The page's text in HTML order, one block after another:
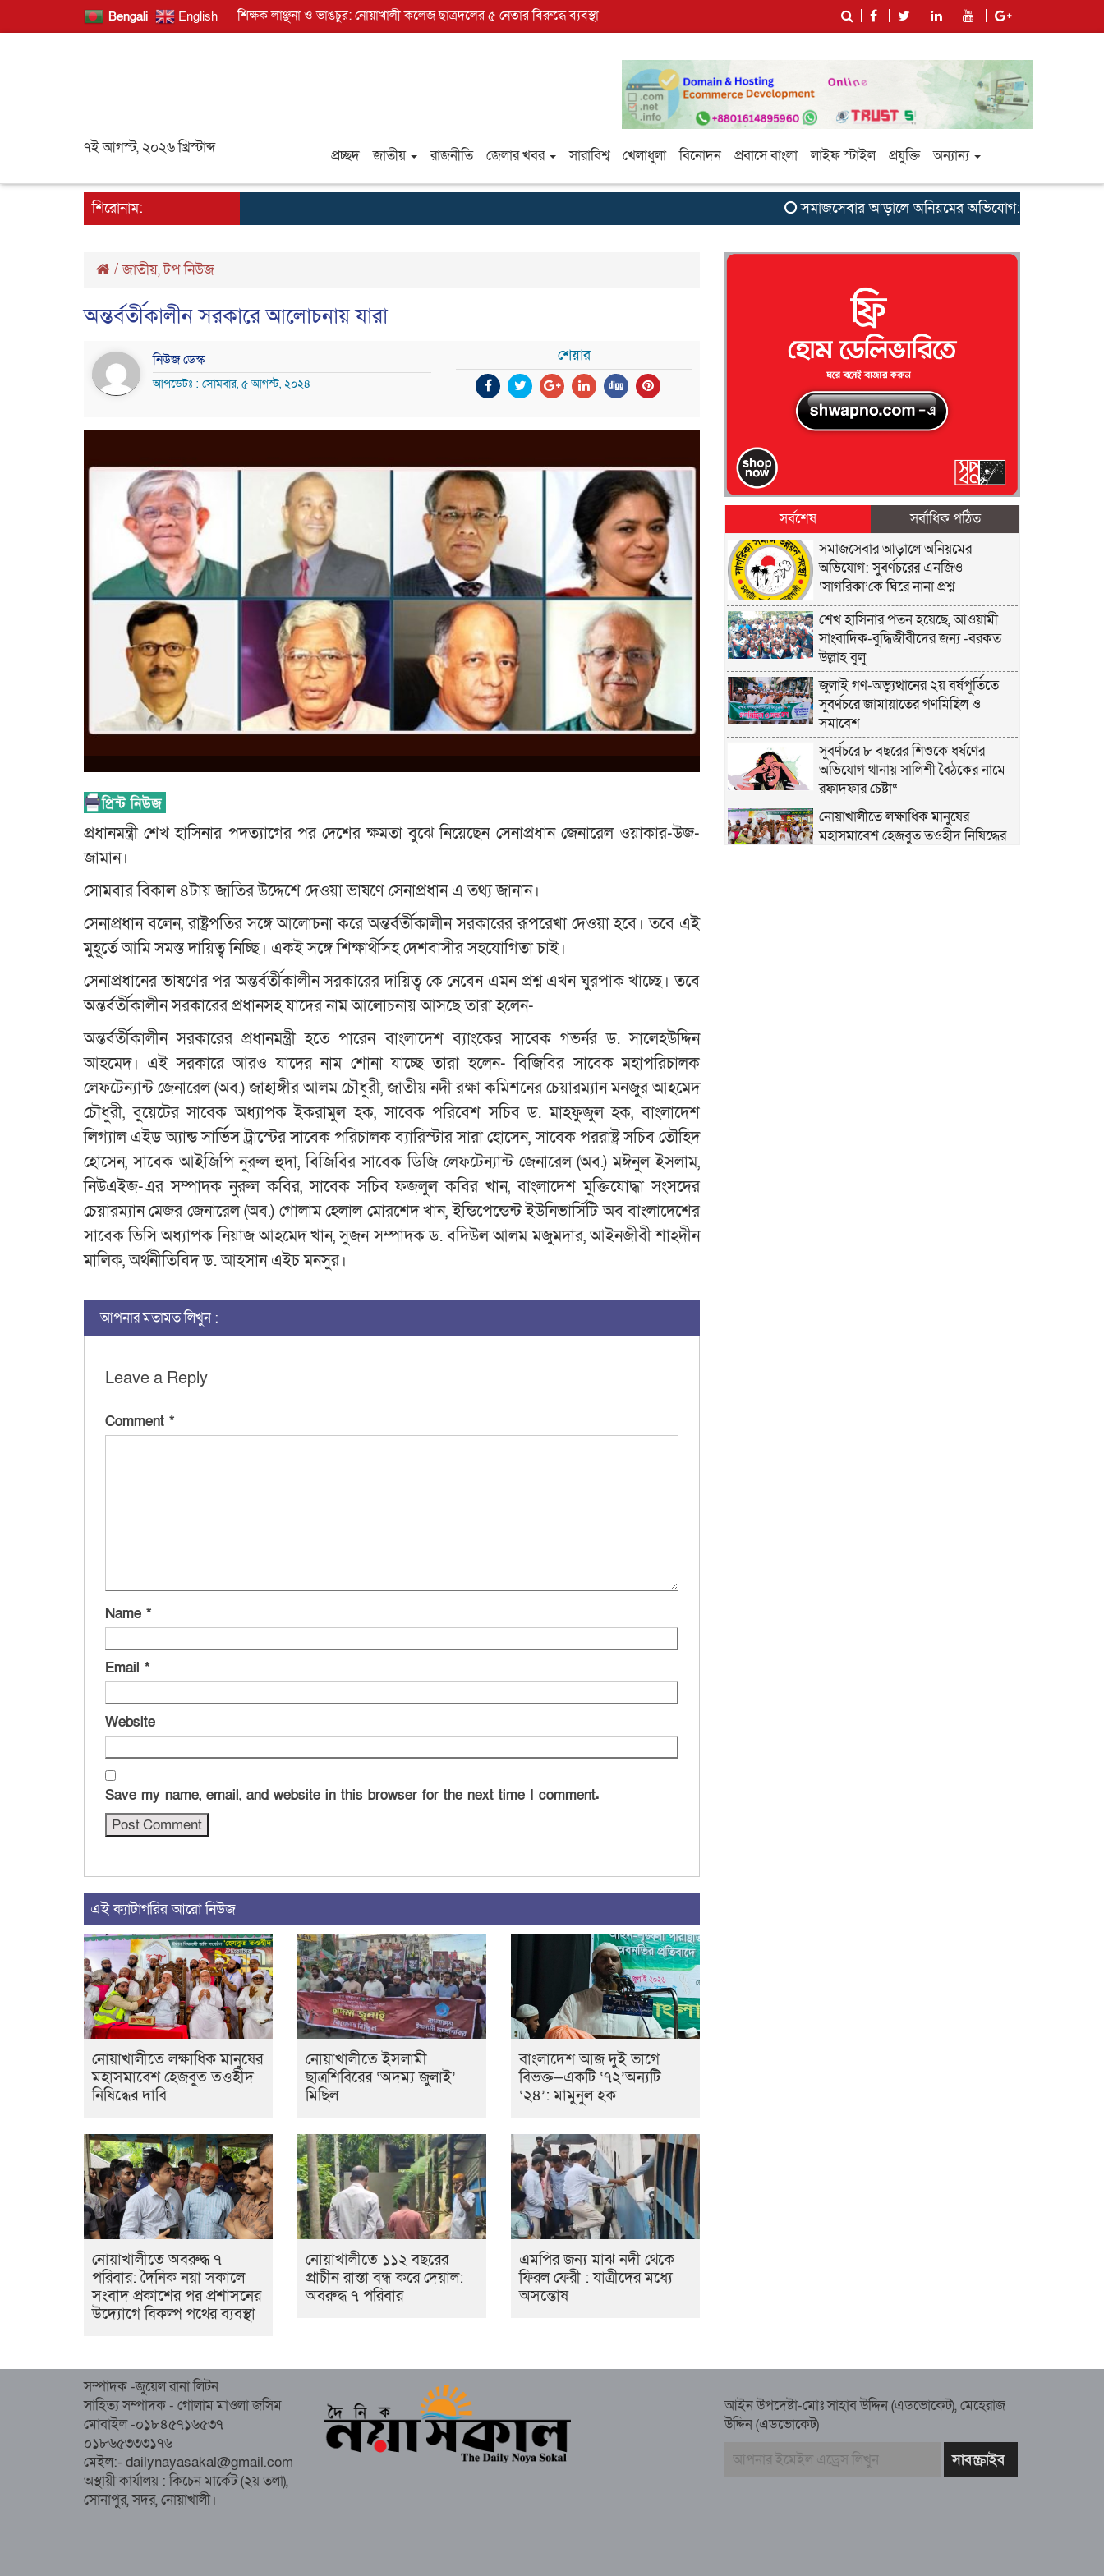
Bengali English শিক্ষক লাঞ্ছনা ও ভাঙচুর: নোয়াখালী কলেজ ছাত্রদলের ৫ নেতার বিরুদ্ধে ব্যবস্থা
৭ই আগস্ট, ২০২৬ খ্রিস্টাব্দ প্রচ্ছদ জাতীয় রাজনীতি জেলার খবর সারাবিশ্ব খেলাধুলা বিনোদন প্রবাসে বাংলা লাইফ স্টাইল প্রযুক্তি অন্যান্য
শিরোনাম: সমাজসেবার আড়ালে অনিয়মের অভিযোগ: সুবর্ণচরের এনজিও
/জাতীয়,টপ নিউজ
অন্তর্বর্তীকালীন সরকারে আলোচনায় যারা
নিউজ ডেস্ক
আপডেটঃ : সোমবার, ৫ আগস্ট, ২০২৪
শেয়ার
প্রধানমন্ত্রী শেখ হাসিনার পদত্যাগের পর দেশের ক্ষমতা বুঝে নিয়েছেন সেনাপ্রধান জেনারেল ওয়াকার-উজ-
জামান।
সোমবার বিকাল ৪টায় জাতির উদ্দেশে দেওয়া ভাষণে সেনাপ্রধান এ তথ্য জানান।
সেনাপ্রধান বলেন, রাষ্ট্রপতির সঙ্গে আলোচনা করে অন্তর্বর্তীকালীন সরকারের রূপরেখা দেওয়া হবে। তবে এই
মুহূর্তে আমি সমস্ত দায়িত্ব নিচ্ছি। একই সঙ্গে শিক্ষার্থীসহ দেশবাসীর সহযোগিতা চাই।
সেনাপ্রধানের ভাষণের পর অন্তর্বর্তীকালীন সরকারের দায়িত্ব কে নেবেন এমন প্রশ্ন এখন ঘুরপাক খাচ্ছে। তবে
অন্তর্বর্তীকালীন সরকারের প্রধানসহ যাদের নাম আলোচনায় আসছে তারা হলেন-
অন্তর্বর্তীকালীন সরকারের প্রধানমন্ত্রী হতে পারেন বাংলাদেশ ব্যাংকের সাবেক গভর্নর ড. সালেহউদ্দিন
আহমেদ। এই সরকারে আরও যাদের নাম শোনা যাচ্ছে তারা হলেন- বিজিবির সাবেক মহাপরিচালক
লেফটেন্যান্ট জেনারেল (অব.) জাহাঙ্গীর আলম চৌধুরী, জাতীয় নদী রক্ষা কমিশনের চেয়ারম্যান মনজুর আহমেদ
চৌধুরী, বুয়েটের সাবেক অধ্যাপক ইকরামুল হক, সাবেক পরিবেশ সচিব ড. মাহফুজুল হক, বাংলাদেশ
লিগ্যাল এইড অ্যান্ড সার্ভিস ট্রাস্টের সাবেক পরিচালক ব্যারিস্টার সারা হোসেন, সাবেক পররাষ্ট্র সচিব তৌহিদ
হোসেন, সাবেক আইজিপি নুরুল হুদা, বিজিবির সাবেক ডিজি লেফটেন্যান্ট জেনারেল (অব.) মঈনুল ইসলাম,
নিউএইজ-এর সম্পাদক নুরুল কবির, সাবেক সচিব ফজলুল কবির খান, বাংলাদেশ মুক্তিযোদ্ধা সংসদের
চেয়ারম্যান মেজর জেনারেল (অব.) গোলাম হেলাল মোরশেদ খান, ইন্ডিপেন্ডেন্ট ইউনিভার্সিটি অব বাংলাদেশের
সাবেক ভিসি অধ্যাপক নিয়াজ আহমেদ খান, সুজন সম্পাদক ড. বদিউল আলম মজুমদার, আইনজীবী শাহদীন
মালিক, অর্থনীতিবিদ ড. আহসান এইচ মনসুর।
আপনার মতামত লিখুন :
Leave a Reply
Comment *
Name *
Email *
Website
Save my name, email, and website in this browser for the next time I comment.
এই ক্যাটাগরির আরো নিউজ
নোয়াখালীতে লক্ষাধিক মানুষের
মহাসমাবেশ হেজবুত তওহীদ
নিষিদ্ধের দাবি
নোয়াখালীতে ইসলামী
ছাত্রশিবিরের ‘অদম্য জুলাই’
মিছিল
বাংলাদেশ আজ দুই ভাগে
বিভক্ত—একটি ‘৭২’অন্যটি
‘২৪’: মামুনুল হক
নোয়াখালীতে অবরুদ্ধ ৭
পরিবার: দৈনিক নয়া সকালে
সংবাদ প্রকাশের পর প্রশাসনের
উদ্যোগে বিকল্প পথের ব্যবস্থা
নোয়াখালীতে ১১২ বছরের
প্রাচীন রাস্তা বন্ধ করে দেয়াল:
অবরুদ্ধ ৭ পরিবার
এমপির জন্য মাঝ নদী থেকে
ফিরল ফেরী : যাত্রীদের মধ্যে
অসন্তোষ
সর্বশেষ
সর্বাধিক পঠিত
সমাজসেবার আড়ালে অনিয়মের
অভিযোগ: সুবর্ণচরের এনজিও
‘সাগরিকা’কে ঘিরে নানা প্রশ্ন
শেখ হাসিনার পতন হয়েছে, আওয়ামী
সাংবাদিক-বুদ্ধিজীবীদের জন্য -বরকত
উল্লাহ বুলু
জুলাই গণ-অভ্যুত্থানের ২য় বর্ষপূর্তিতে
সুবর্ণচরে জামায়াতের গণমিছিল ও
সমাবেশ
সুবর্ণচরে ৮ বছরের শিশুকে ধর্ষণের
অভিযোগ থানায় সালিশী বৈঠকের নামে
রফাদফার চেষ্টা“
নোয়াখালীতে লক্ষাধিক মানুষের
মহাসমাবেশ হেজবুত তওহীদ নিষিদ্ধের
সম্পাদক -জুয়েল রানা লিটন
সাহিত্য সম্পাদক - গোলাম মাওলা জসিম
মোবাইল -০১৮৪৫৭১৬৫৩৭
০১৮৬৫৩৩৩১৭৬
মেইল:- dailynayasakal@gmail.com
অস্থায়ী কার্যালয় : কিচেন মার্কেট (২য় তলা),
সোনাপুর, সদর, নোয়াখালী।
আইন উপদেষ্টা-মোঃ সাহাব উদ্দিন (এডভোকেট), মেহেরাজ
উদ্দিন (এডভোকেট)